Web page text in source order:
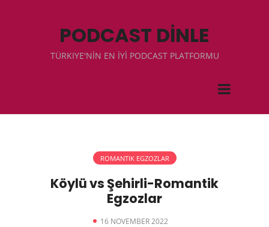
PODCAST DİNLE
TÜRKIYE'NİN EN İYİ PODCAST PLATFORMU
ROMANTIK EGZOZLAR
Köylü vs Şehirli-Romantik
Egzozlar
16 NOVEMBER 2022